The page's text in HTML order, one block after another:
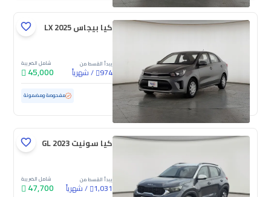
كيا بيجاس LX 2025
يبدأ القسط من
974
/شهرياً
شامل الضريبة
45,000
مستعملة 91,602 كم مفحوصة ومضمونة
كيا سونيت GL 2023
يبدأ القسط من
1,031
/شهرياً
شامل الضريبة
47,700